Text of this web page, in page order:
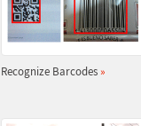
Recognize Barcodes »